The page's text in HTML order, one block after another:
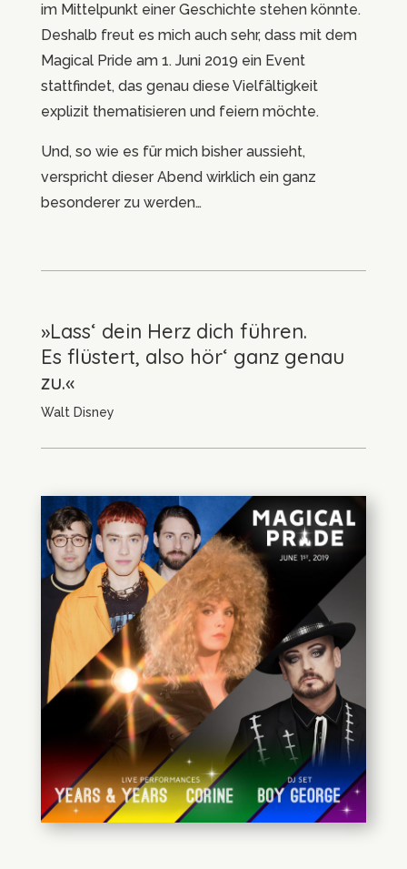
im Mittelpunkt einer Geschichte stehen könnte.
Deshalb freut es mich auch sehr, dass mit dem
Magical Pride am 1. Juni 2019 ein Event
stattfindet, das genau diese Vielfältigkeit
explizit thematisieren und feiern möchte.
Und, so wie es für mich bisher aussieht,
verspricht dieser Abend wirklich ein ganz
besonderer zu werden…
»Lass‘ dein Herz dich führen.
Es flüstert, also hör‘ ganz genau
zu.«
Walt Disney